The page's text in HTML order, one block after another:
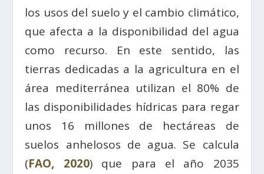
los usos del suelo y el cambio climático,
que afecta a la disponibilidad del agua
como recurso. En este sentido, las
tierras dedicadas a la agricultura en el
área mediterránea utilizan el 80% de
las disponibilidades hídricas para regar
unos 16 millones de hectáreas de
suelos anhelosos de agua. Se calcula
(FAO, 2020) que para el año 2035